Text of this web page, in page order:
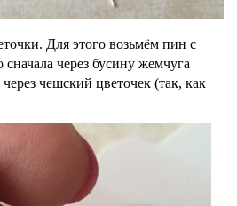
Для этого возьмём пин с
через бусину жемчуга
чешский цветочек (так, как